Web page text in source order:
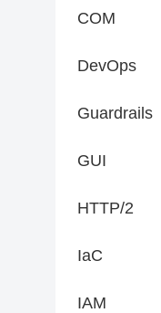
COM
DevOps
Guardrails
GUI
HTTP/2
IaC
IAM